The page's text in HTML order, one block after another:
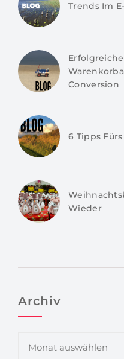
Trends Im
Conversion
6 Tipps
Wieder
Archiv